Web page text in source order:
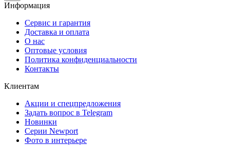
Информация
Сервис и гарантия
Доставка и оплата
О нас
Оптовые условия
Политика конфиденциальности
Контакты
Клиентам
Акции и спецпредложения
Задать вопрос в Telegram
Новинки
Серии Newport
Фото в интерьере